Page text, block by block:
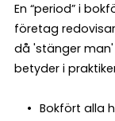
En “period” i
företag
då 'stänger
betyder i
Bokfört alla